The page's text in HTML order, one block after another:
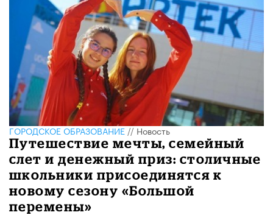
ГОРОДСКОЕ ОБРАЗОВАНИЕ//Новость
​Путешествие мечты, семейный
слет и денежный приз: столичные
школьники присоединятся к
новому сезону «Большой
перемены»